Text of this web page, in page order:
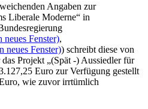
Angaben zur
Liberale Moderne“ in
Fenster),
neues Fenster)) schreibt diese von
Projekt „(Spät -) Aussiedler für
Euro zur Verfügung gestellt
wie zuvor irrtümlich